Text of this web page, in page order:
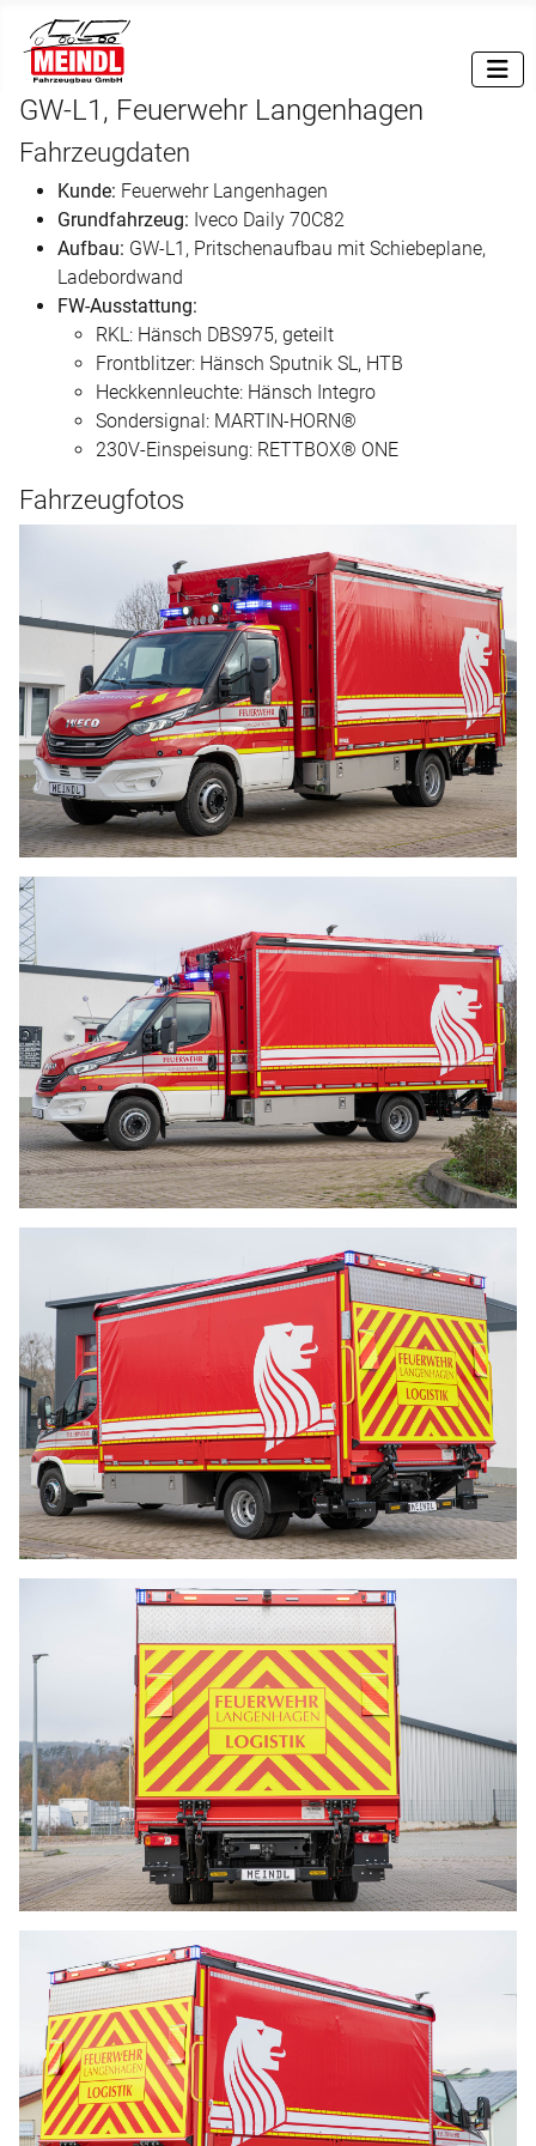
GW-L1, Feuerwehr Langenhagen
Fahrzeugdaten
Kunde: Feuerwehr Langenhagen
Grundfahrzeug: Iveco Daily 70C82
Aufbau: GW-L1, Pritschenaufbau mit Schiebeplane,
Ladebordwand
FW-Ausstattung:
RKL: Hänsch DBS975, geteilt
Frontblitzer: Hänsch Sputnik SL, HTB
Heckkennleuchte: Hänsch Integro
Sondersignal: MARTIN-HORN®
230V-Einspeisung: RETTBOX® ONE
Fahrzeugfotos